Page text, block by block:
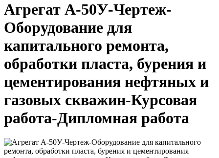
Агрегат А-50У-Чертеж-
Оборудование для
капитального ремонта,
обработки пласта, бурения и
цементирования нефтяных и
газовых скважин-Курсовая
работа-Дипломная работа